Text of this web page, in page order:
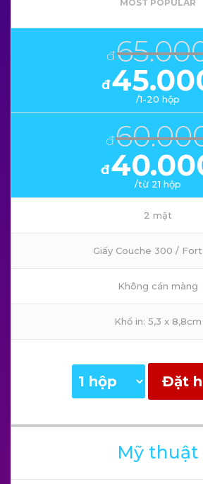
đ
đ
/1-20 hộp
đ
đ
/từ 21 hộp
2 mặt
Giấy Couche 300 /
Không cán màng
Khổ in: 5,3 x 8,8cm
Đặt
Mỹ thuật